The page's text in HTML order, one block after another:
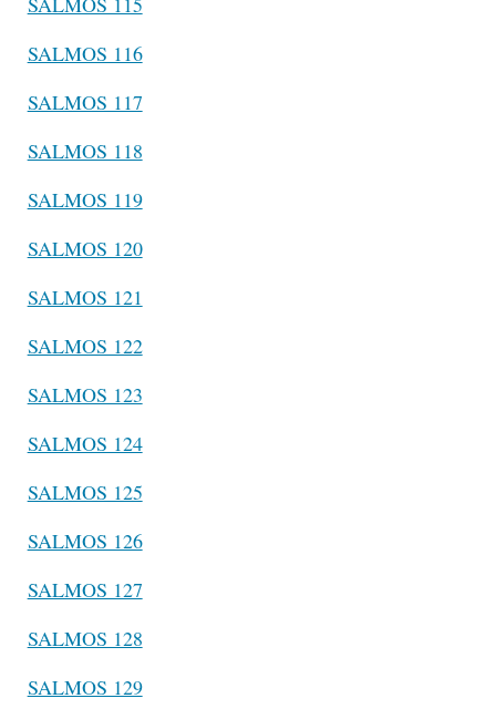
SALMOS 116
SALMOS 117
SALMOS 118
SALMOS 119
SALMOS 120
SALMOS 121
SALMOS 122
SALMOS 123
SALMOS 124
SALMOS 125
SALMOS 126
SALMOS 127
SALMOS 128
SALMOS 129